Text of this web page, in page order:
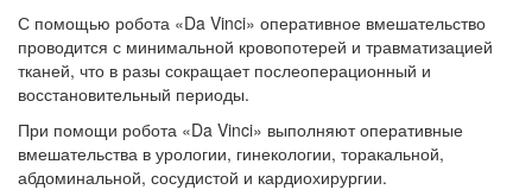
С помощью робота «Da Vinci» оперативное вмешательство
проводится с минимальной кровопотерей и травматизацией
тканей, что в разы сокращает послеоперационный и
восстановительный периоды.
При помощи робота «Da Vinci» выполняют оперативные
вмешательства в урологии, гинекологии, торакальной,
абдоминальной, сосудистой и кардиохирургии.